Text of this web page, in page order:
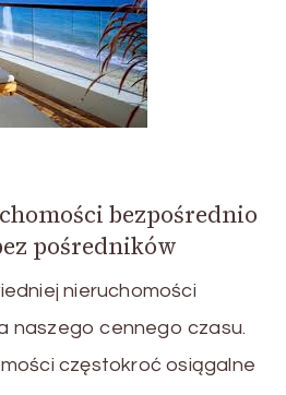
bezpośrednio
pośredników
nieruchomości
naszego cennego czasu.
częstokroć osiągalne